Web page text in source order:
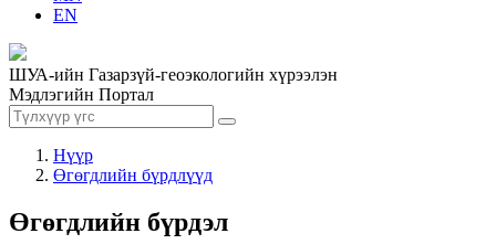
EN
ШУА-ийн Газарзүй-геоэкологийн хүрээлэн
Мэдлэгийн Портал
Нүүр
Өгөгдлийн бүрдлүүд
Өгөгдлийн бүрдэл